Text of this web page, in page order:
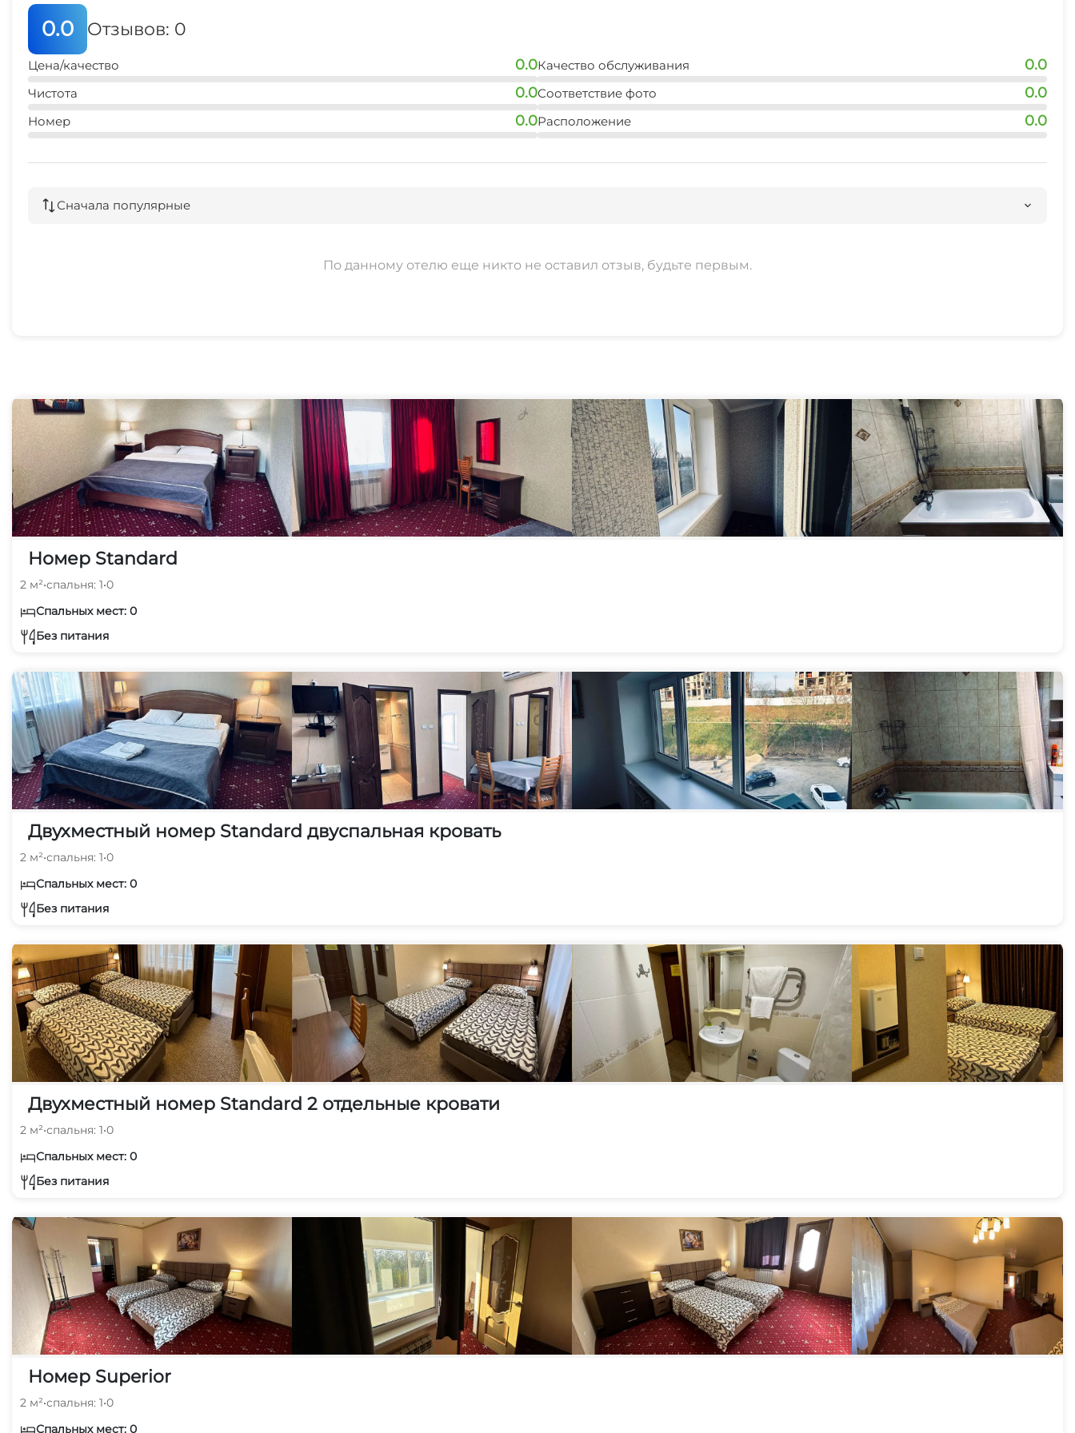
0.0 Отзывов: 0
Цена/качество 0.0
Чистота 0.0
Номер 0.0
Качество обслуживания 0.0
Соответствие фото 0.0
Расположение 0.0
Сначала популярные
По данному отелю еще никто не оставил отзыв, будьте первым.
Номер Standard
2 м²•спальня: 1•0
Спальных мест: 0
Без питания
Двухместный номер Standard двуспальная кровать
2 м²•спальня: 1•0
Спальных мест: 0
Без питания
Двухместный номер Standard 2 отдельные кровати
2 м²•спальня: 1•0
Спальных мест: 0
Без питания
Номер Superior
2 м²•спальня: 1•0
Спальных мест: 0